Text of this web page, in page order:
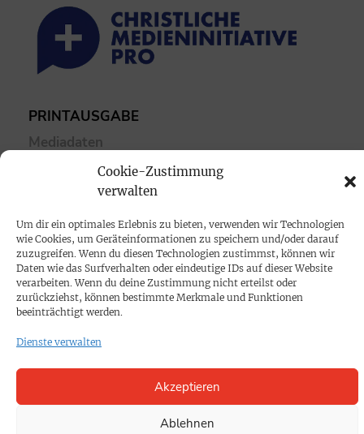
Cookie-Zustimmung
verwalten
Um dir ein optimales Erlebnis zu bieten, verwenden wir Technologien
wie Cookies, um Geräteinformationen zu speichern und/oder darauf
zuzugreifen. Wenn du diesen Technologien zustimmst, können wir
Daten wie das Surfverhalten oder eindeutige IDs auf dieser Website
verarbeiten. Wenn du deine Zustimmung nicht erteilst oder
zurückziehst, können bestimmte Merkmale und Funktionen
beeinträchtigt werden.
Dienste verwalten
Akzeptieren
Ablehnen
PRINTAUSGABE
Mediadaten
PROKOMPAKT
SPENDEN
Datenschutz
KONTAKT